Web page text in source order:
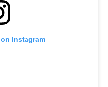
Instagram